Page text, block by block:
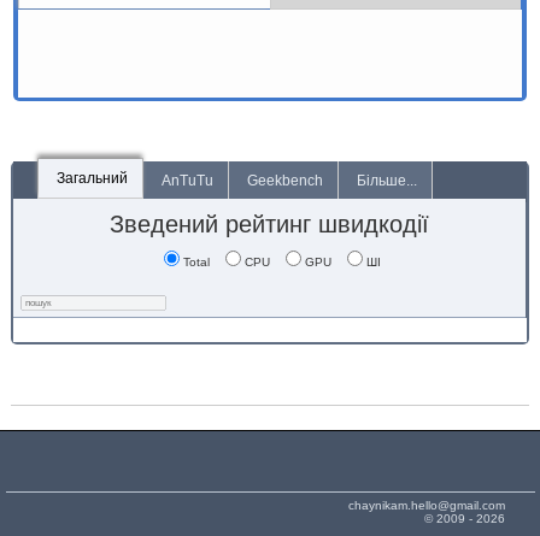
Загальний AnTuTu Geekbench Більше...
Зведений рейтинг швидкодії
Total CPU GPU ШІ
chaynikam.hello@gmail.com
© 2009 - 2026